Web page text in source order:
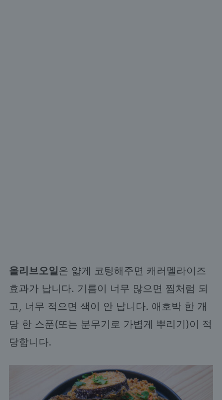
올리브오일은 얇게 코팅해주면 캐러멜라이즈
효과가 납니다. 기름이 너무 많으면 찜처럼 되
고, 너무 적으면 색이 안 납니다. 애호박 한 개
당 한 스푼(또는 분무기로 가볍게 뿌리기)이 적
당합니다.